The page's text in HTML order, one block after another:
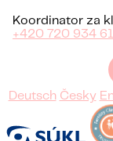
Koordinator za
+420 720 934
Deutsch Česky